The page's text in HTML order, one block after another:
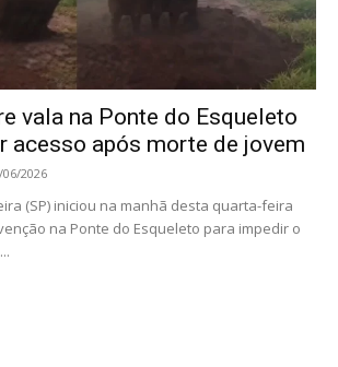
vala na Ponte do Esqueleto
acesso após morte de jovem
06/2026
(SP) iniciou na manhã desta quarta-feira
na Ponte do Esqueleto para impedir o